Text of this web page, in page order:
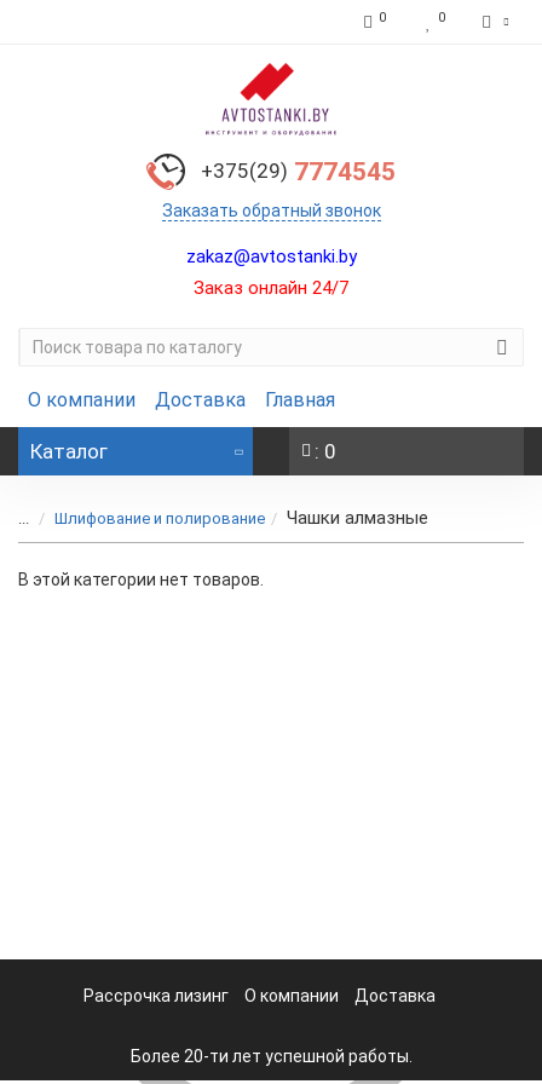
0 0
+375(29) 7774545
Заказать обратный звонок
zakaz@avtostanki.by
Заказ онлайн 24/7
О компании Доставка Главная
Каталог : 0
... Шлифование и полирование Чашки алмазные
В этой категории нет товаров.
Рассрочка лизинг О компании Доставка
Более 20-ти лет успешной работы.